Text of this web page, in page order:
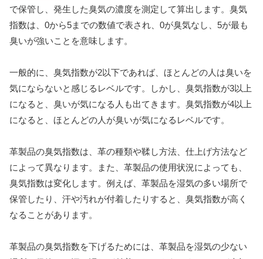
で保管し、発生した臭気の濃度を測定して算出します。臭気
指数は、0から5までの数値で表され、0が臭気なし、5が最も
臭いが強いことを意味します。
一般的に、臭気指数が2以下であれば、ほとんどの人は臭いを
気にならないと感じるレベルです。しかし、臭気指数が3以上
になると、臭いが気になる人も出てきます。臭気指数が4以上
になると、ほとんどの人が臭いが気になるレベルです。
革製品の臭気指数は、革の種類や鞣し方法、仕上げ方法など
によって異なります。また、革製品の使用状況によっても、
臭気指数は変化します。例えば、革製品を湿気の多い場所で
保管したり、汗や汚れが付着したりすると、臭気指数が高く
なることがあります。
革製品の臭気指数を下げるためには、革製品を湿気の少ない